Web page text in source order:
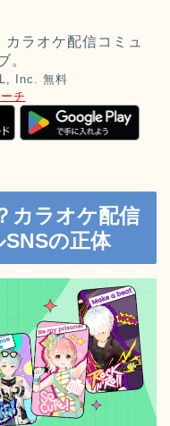
ラオケ配信コミュ
。
Inc. 無料
チ
カラオケ配信
の正体